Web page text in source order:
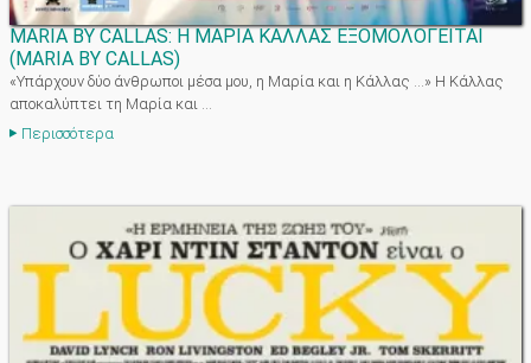
MARIA BY CALLAS: Η ΜΑΡΙΑ ΚΑΛΛΑΣ ΕΞΟΜΟΛΟΓΕΙΤΑΙ
(MARIA BY CALLAS)
«Υπάρχουν δύο άνθρωποι μέσα μου, η Μαρία και η Κάλλας ...» Η Κάλλας
αποκαλύπτει τη Μαρία και ...
Περισσότερα